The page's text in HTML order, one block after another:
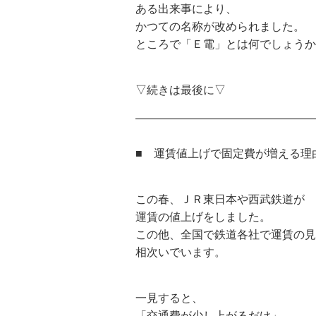
ある出来事により、
かつての名称が改められました。
ところで「Ｅ電」とは何でしょうか
▽続きは最後に▽
■ 運賃値上げで固定費が増える
この春、ＪＲ東日本や西武鉄道が
運賃の値上げをしました。
この他、全国で鉄道各社で運賃の
相次いでいます。
一見すると、